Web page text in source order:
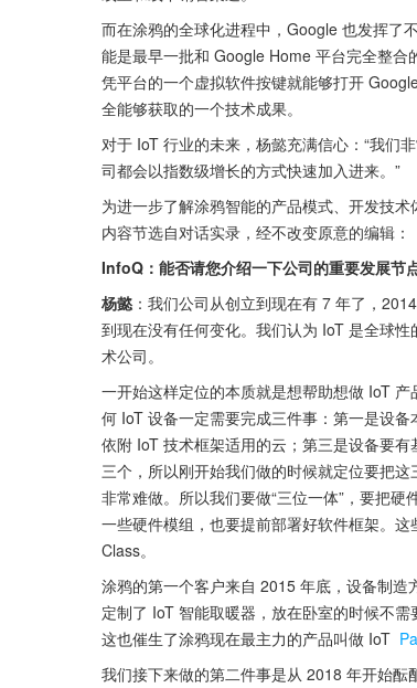
而在涂鸦的全球化进程中，Google 也发挥了
能是最早一批和 Google Home 平台完全整合
凭平台的一个虚拟软件按键就能够打开
全能够获取的一个技术成果。
对于 IoT 行业的未来，杨懿充满信心：“我们
司都会以指数级增长的方式快速加入进来。”
为进一步了解涂鸦智能的产品模式、开发技
内容节选自对话实录，经不改变原意的编辑：
InfoQ：能否请您介绍一下公司的重要发展节
杨懿 ：我们公司从创立到现在有 7 年了，
到现在没有任何变化。我们认为 IoT 是全球
术公司。
一开始这样定位的本质就是想帮助想做 IoT
何 IoT 设备一定需要完成三件事：第一是设
依附 IoT 技术框架适用的云；第三是设备要
三个，所以刚开始我们做的时候就定位要把
非常难做。所以我们要做“三位一体”，要把
一些硬件模组，也要提前部署好软件框架。
Class。
涂鸦的第一个客户来自 2015 年底，设备制
定制了 IoT 智能取暖器，放在卧室的时候不
这也催生了涂鸦现在最主力的产品叫做 IoT
我们接下来做的第二件事是从 2018 年开始